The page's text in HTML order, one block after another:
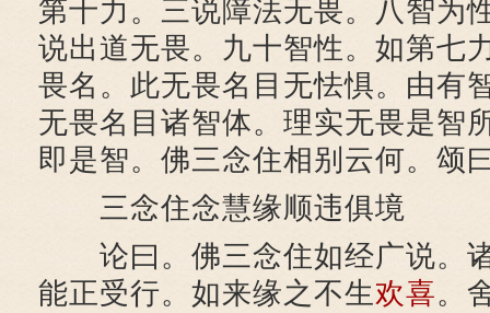
第十力。三说障法无畏。八智为
说出道无畏。九十智性。如第七
畏名。此无畏名目无怯惧。由有
无畏名目诸智体。理实无畏是智
即是智。佛三念住相别云何。颂
三念住念慧缘顺违俱境
论曰。佛三念住如经广说。
能正受行。如来缘之不生欢喜。